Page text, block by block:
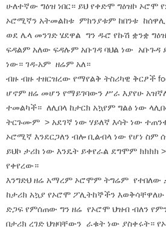
ሁለተኛው ግዕዝ ነበር። ይህ የቀድሞ ግዕዝኮ ኦሮሞ
ኦሮሚኛን አትመልከቱ ምክንያቱም ከበንቱ ከሰዋሊ
ወደ ሌላ መንገድ ሄደዋል ግን ዱሮ የኩሽ ቋንቋ
ፍዳልም አለው ፍዳሉም አቡገዳ ባህል ነው አቡጉዳ
ነው። ገዳ-አም ዘሬም አለ።
ብዙ ብዙ ተዘርዝረው የማየልቅ ትስሪካዊ ቅርፆች
ሆኖም ዘሬ መሆን የማይገባውን ሥራ እያየሁ
ተመልካች። ለሊበላ ከታርክ አኳየም ግልፅ ነው
ትርጉሙም > አደገኛ ነው ሃይለኛ እሳት ነው
ኦሮሚኛ እንደርጋለን ብሎ ቢልብላ ነው የሆነ ስም
ይህኮ ታሪክ ነው እንዴት ይቀየራል ደግሞም ክክክክ
የቀየረው።
እንግድህ ዘሬ አማረም ኦሮሞም ትግሬም የተበለው
ከታሪክ አኳያ የኦሮሞ ፖሊትከኞችን
ድጋፍ የምሰጠው ግን ዘሬ የኦሮሞ ህዝብ ብለን
በታሪክ ረገድ ህዝባቸውን ራቁት ነው ያስቀሩት።